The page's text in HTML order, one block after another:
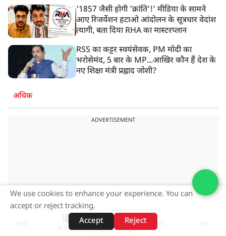
'1857 जैसी होगी 'क्रांति'!' मीडिया के सामने
आए रिजर्वेशन हटाओ आंदोलन के सूत्रधार वेदांश
त्यागी, बता दिया RHA का मास्टरप्लान
RSS का कट्टर स्वयंसेवक, PM मोदी का
भरोसेमंद, 5 बार के MP...आखिर कौन हैं देश के
नए शिक्षा मंत्री प्रह्लाद जोशी?
अधिक
ADVERTISEMENT
वेब स्टोरीज़
We use cookies to enhance your experience. You can
accept or reject tracking.
Accept
Reject